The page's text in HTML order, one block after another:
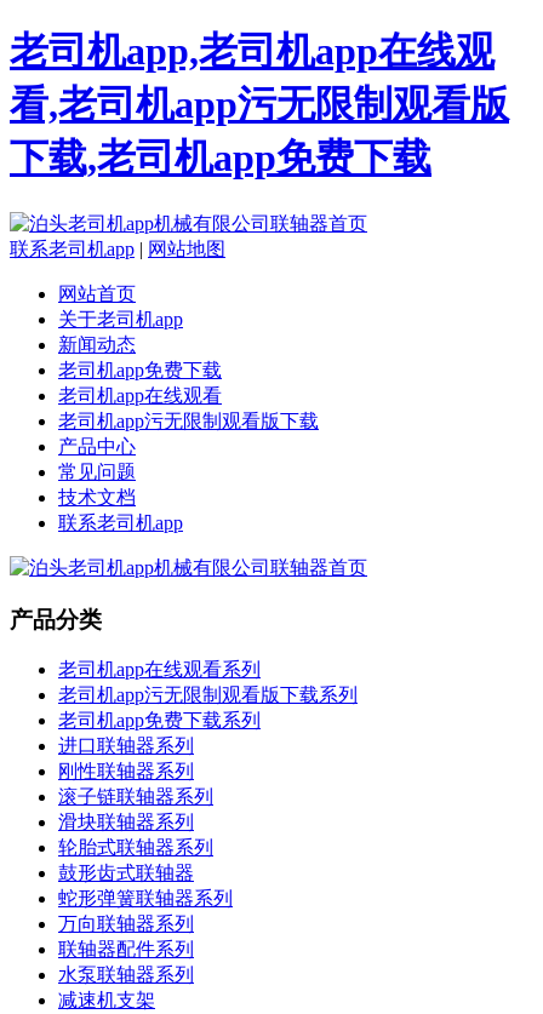
老司机app,老司机app在线观
看,老司机app污无限制观看版
下载,老司机app免费下载
联系老司机app | 网站地图
网站首页
关于老司机app
新闻动态
老司机app免费下载
老司机app在线观看
老司机app污无限制观看版下载
产品中心
常见问题
技术文档
联系老司机app
产品分类
老司机app在线观看系列
老司机app污无限制观看版下载系列
老司机app免费下载系列
进口联轴器系列
刚性联轴器系列
滚子链联轴器系列
滑块联轴器系列
轮胎式联轴器系列
鼓形齿式联轴器
蛇形弹簧联轴器系列
万向联轴器系列
联轴器配件系列
水泵联轴器系列
减速机支架